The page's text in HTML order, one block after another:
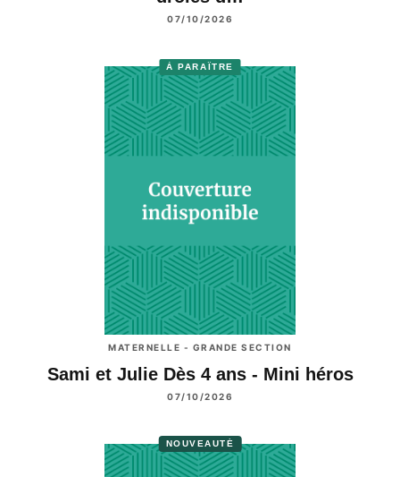
07/10/2026
À PARAÎTRE
MATERNELLE - GRANDE SECTION
Sami et Julie Dès 4 ans - Mini héros
07/10/2026
NOUVEAUTÉ